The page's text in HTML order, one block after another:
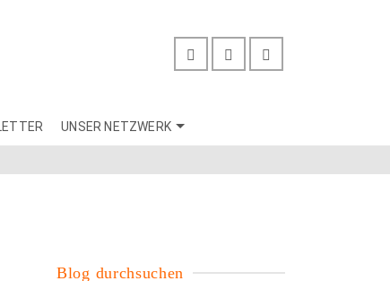
UNSER NETZWERK
Blog durchsuchen